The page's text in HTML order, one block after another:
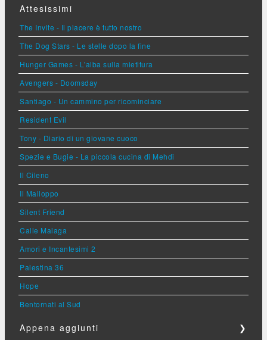
Attesissimi
The Invite - Il piacere è tutto nostro
The Dog Stars - Le stelle dopo la fine
Hunger Games - L'alba sulla mietitura
Avengers - Doomsday
Santiago - Un cammino per ricominciare
Resident Evil
Tony - Diario di un giovane cuoco
Spezie e Bugie - La piccola cucina di Mehdi
Il Cileno
Il Malloppo
Silent Friend
Calle Malaga
Amori e Incantesimi 2
Palestina 36
Hope
Bentornati al Sud
Appena aggiunti ❯